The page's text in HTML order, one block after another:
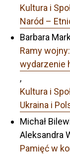
Kultura i
Naród –
Barbara
Ramy
wydarzenie
,
Kultura i
Ukraina i
Michał
Aleksandra
Pamięć w